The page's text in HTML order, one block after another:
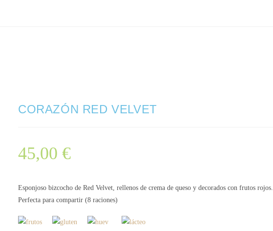
CORAZÓN RED VELVET
45,00 €
Esponjoso bizcocho de Red Velvet, rellenos de crema de queso y decorados con frutos rojos.
Perfecta para compartir (8 raciones)